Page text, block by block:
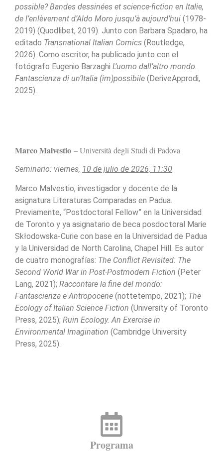
possible? Bandes dessinées et science-fiction en Italie,
de l’enlèvement d’Aldo Moro jusqu’à aujourd’hui (1978-
2019) (Quodlibet, 2019). Junto con Barbara Spadaro, ha
editado Transnational Italian Comics (Routledge,
2026). Como escritor, ha publicado junto con el
fotógrafo Eugenio Barzaghi L’uomo dall’altro mondo.
Fantascienza di un’Italia (im)possibile (DeriveApprodi,
2025).
Marco Malvestio –Università degli Studi di Padova
Seminario: viernes, 10 de julio de 2026, 11:30
Marco Malvestio, investigador y docente de la
asignatura Literaturas Comparadas en Padua.
Previamente, “Postdoctoral Fellow” en la Universidad
de Toronto y ya asignatario de beca posdoctoral Marie
Skłodowska-Curie con base en la Universidad de Padua
y la Universidad de North Carolina, Chapel Hill. Es autor
de cuatro monografías: The Conflict Revisited: The
Second World War in Post-Postmodern Fiction (Peter
Lang, 2021); Raccontare la fine del mondo:
Fantascienza e Antropocene (nottetempo, 2021); The
Ecology of Italian Science Fiction (University of Toronto
Press, 2025); Ruin Ecology. An Exercise in
Environmental Imagination (Cambridge University
Press, 2025).
Programa